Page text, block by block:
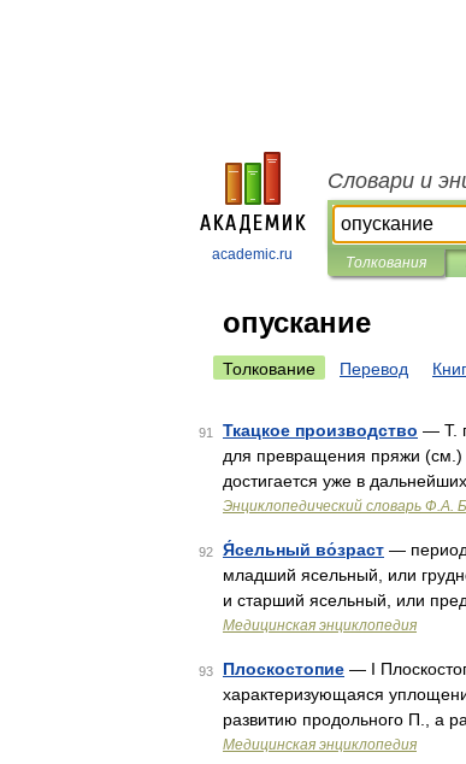
academic.ru
Словари и
Толкования
опускание
Толкование Перевод
91 Ткацкое производство — Т.
для превращения пряжи (см.)
достигается уже в
Энциклопедический словарь Ф.А.
92 Я́сельный во́зраст — период
младший ясельный, или
и старший ясельный, или
Медицинская энциклопедия
93 Плоскостопие — I
характеризующаяся
развитию продольного П., а
Медицинская энциклопедия